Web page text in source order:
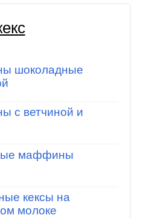
шоколадные
с ветчиной и
маффины
кексы на
молоке